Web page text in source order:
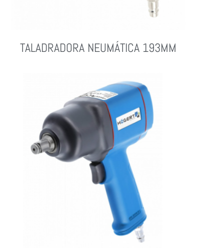
TALADRADORA NEUMÁTICA 193MM